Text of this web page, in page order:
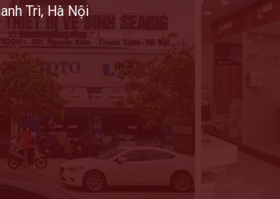
Trì, Hà Nội